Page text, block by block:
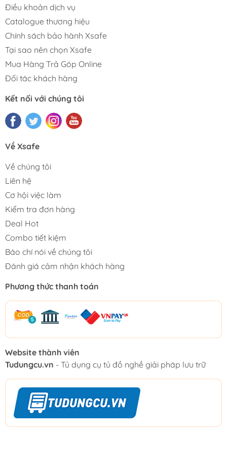
Điều khoản dịch vụ
Catalogue thương hiệu
Chính sách bảo hành Xsafe
Tại sao nên chọn Xsafe
Mua Hàng Trả Góp Online
Đối tác khách hàng
Kết nối với chúng tôi
Về Xsafe
Về chúng tôi
Liên hệ
Cơ hội việc làm
Kiểm tra đơn hàng
Deal Hot
Combo tiết kiệm
Báo chí nói về chúng tôi
Đánh giá cảm nhận khách hàng
Phương thức thanh toán
Website thành viên
Tudungcu.vn - Tủ dụng cụ tủ đồ nghề giải pháp lưu trữ